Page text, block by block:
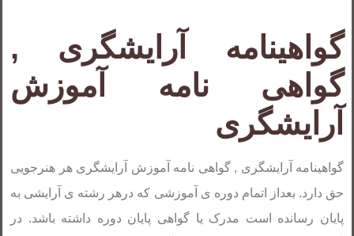
گواهینامه آرایشگری ,
گواهی نامه آموزش
آرایشگری
گواهینامه آرایشگری , گواهی نامه آموزش آرایشگری هر هنرجویی
حق دارد. بعداز اتمام دوره ی آموزشی که درهر رشته ی آرایشی به
پایان رسانده است مدرک یا گواهی پایان دوره داشته باشد. در